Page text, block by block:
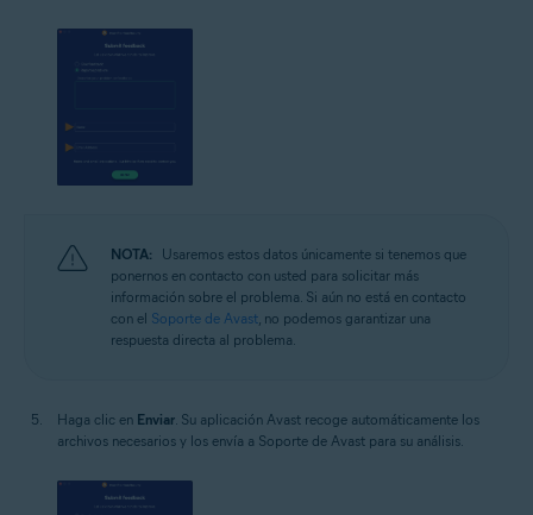
NOTA:
Usaremos estos datos únicamente si tenemos que
ponernos en contacto con usted para solicitar más
información sobre el problema. Si aún no está en contacto
con el Soporte de Avast, no podemos garantizar una
respuesta directa al problema.
Haga clic en Enviar. Su aplicación Avast recoge automáticamente los
archivos necesarios y los envía a Soporte de Avast para su análisis.